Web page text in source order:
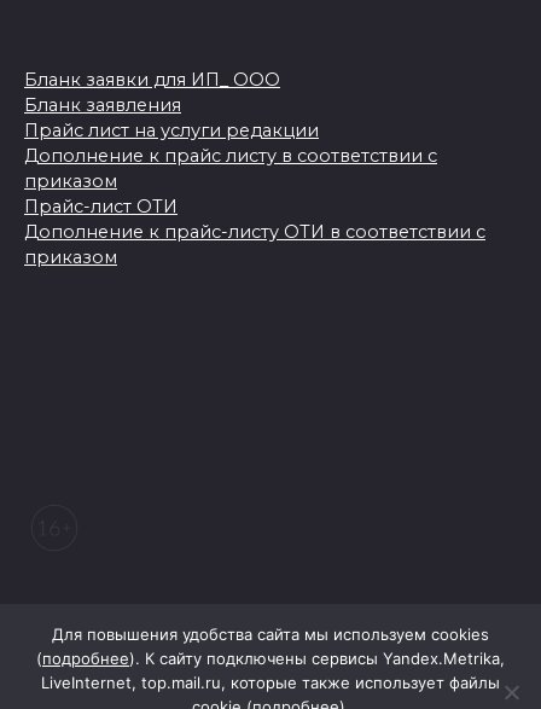
Бланк заявки для ИП_ ООО
Бланк заявления
Прайс лист на услуги редакции
Дополнение к прайс листу в соответствии с
приказом
Прайс-лист ОТИ
Дополнение к прайс-листу ОТИ в соответствии с
приказом
Для повышения удобства сайта мы используем cookies
(подробнее). К сайту подключены сервисы Yandex.Metrika,
LiveInternet, top.mail.ru, которые также использует файлы